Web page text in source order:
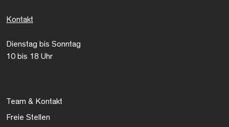
Kontakt
Dienstag bis Sonntag
10 bis 18 Uhr
Team & Kontakt
Freie Stellen